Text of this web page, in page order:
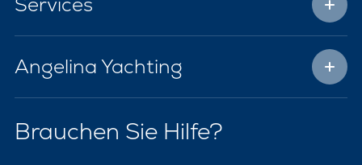
Angelina Yachting
Brauchen Sie Hilfe?